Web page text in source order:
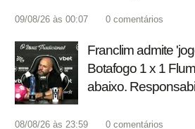
09/08/26 às 00:07 0 comentários
Franclim admite
Botafogo 1 x 1
abaixo.
08/08/26 às 23:59 0 comentários